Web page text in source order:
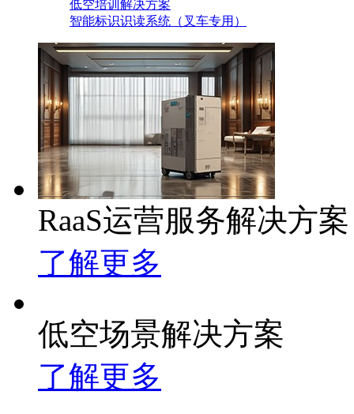
低空培训解决方案
智能标识识读系统（叉车专用）
RaaS运营服务解决方案
了解更多
低空场景解决方案
了解更多